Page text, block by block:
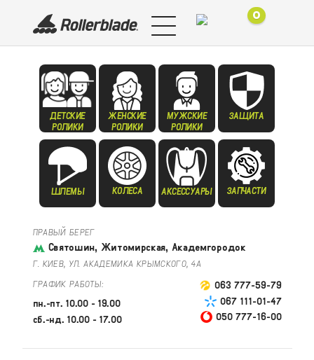
0
ДЕТСКИЕ
РОЛИКИ
ЖЕНСКИЕ
РОЛИКИ
МУЖСКИЕ
РОЛИКИ
ЗАЩИТА
ШЛЕМЫ КОЛЕСА АКСЕССУАРЫ ЗАПЧАСТИ
ПРАВЫЙ БЕРЕГ
Святошин, Житомирская, Академгородок
Г. КИЕВ, УЛ. АКАДЕМИКА КРЫМСКОГО, 4А
ГРАФИК РАБОТЫ:
пн.-пт. 10.00 - 19.00
сб.-нд. 10.00 - 17.00
063 777-59-79
067 111-01-47
050 777-16-00